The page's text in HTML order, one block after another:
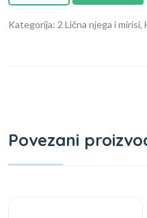
Kategorija: 2 Lična njega i mirisi,
Povezani